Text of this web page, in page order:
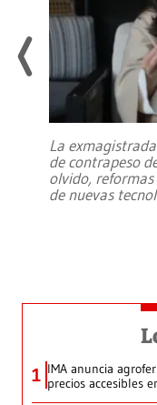
La
de contrapeso
olvido,
de nuevas
1 IMA anuncia
precios accesibles